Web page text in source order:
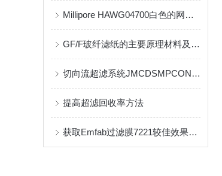
Millipore HAWG04700白色的网格滤膜确保了便利和无菌
GF/F玻纤滤纸的主要原理材料及特点用途是什么
切向流超滤系统JMCDSMPCON的性能优化与应用技巧分析
提高超滤回收率方法
获取Emfab过滤膜7221较佳效果的关键步骤